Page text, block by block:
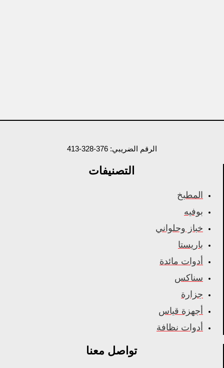
الرقم الضريبي: 376-328-413
التصنيفات
المطبخ
بوفيه
خباز وحلواني
باريستا
أدوات مائدة
سناكس
جزارة
أجهزة قياس
أدوات نظافة
تواصل معنا